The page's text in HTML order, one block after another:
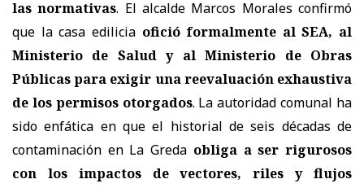
las normativas. El alcalde Marcos Morales confirmó
que la casa edilicia ofició formalmente al SEA, al
Ministerio de Salud y al Ministerio de Obras
Públicas para exigir una reevaluación exhaustiva
de los permisos otorgados. La autoridad comunal ha
sido enfática en que el historial de seis décadas de
contaminación en La Greda obliga a ser rigurosos
con los impactos de vectores, riles y flujos